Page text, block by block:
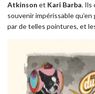
Atkinson et Kari Barba. Ils
souvenir impérissable
par de telles pointures, et